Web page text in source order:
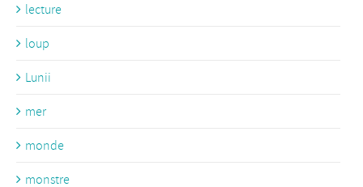
lecture
loup
Lunii
mer
monde
monstre